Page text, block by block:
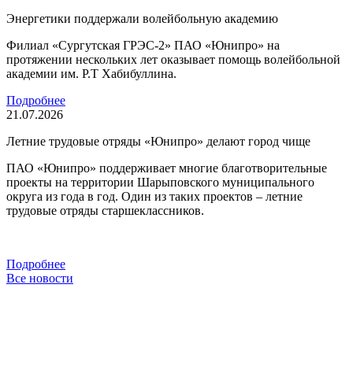
Энергетики поддержали волейбольную академию
Филиал «Сургутская ГРЭС-2» ПАО «Юнипро» на
протяжении нескольких лет оказывает помощь волейбольной
академии им. Р.Т Хабибуллина.
Подробнее
21.07.2026
Летние трудовые отряды «Юнипро» делают город чище
ПАО «Юнипро» поддерживает многие благотворительные
проекты на территории Шарыповского муниципального
округа из года в год. Один из таких проектов – летние
трудовые отряды старшеклассников.
Подробнее
Все новости